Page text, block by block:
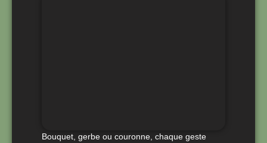
Bouquet, gerbe ou couronne, chaque geste